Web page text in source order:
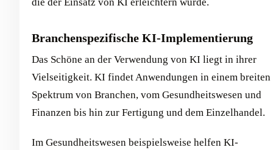
Branchenspezifische KI-Implementierung
Das Schöne an der Verwendung von KI liegt in ihrer
Vielseitigkeit. KI findet Anwendungen in einem breiten
Spektrum von Branchen, vom Gesundheitswesen und
Finanzen bis hin zur Fertigung und dem Einzelhandel.
Im Gesundheitswesen beispielsweise helfen KI-